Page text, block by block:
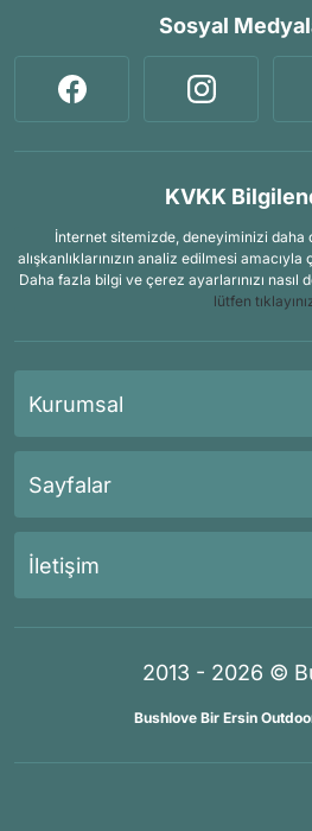
Sosyal
KVKK
İnternet sitemizde, deneyiminizi
alışkanlıklarınızın analiz edilmesi
Daha fazla bilgi ve çerez ayarlarınızı
lütfen
Kurumsal
Sayfalar
İletişim
2013 - 2026 ©
Bushlove Bir Ersin